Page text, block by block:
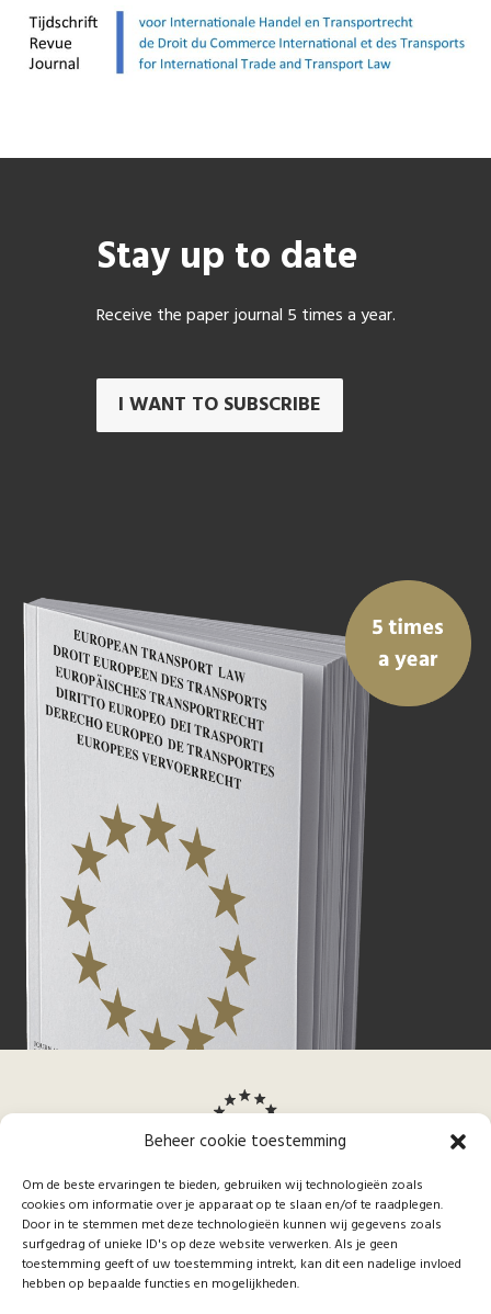
Beheer cookie toestemming
Om de beste ervaringen te bieden, gebruiken wij technologieën zoals
cookies om informatie over je apparaat op te slaan en/of te raadplegen.
Door in te stemmen met deze technologieën kunnen wij gegevens zoals
surfgedrag of unieke ID's op deze website verwerken. Als je geen
toestemming geeft of uw toestemming intrekt, kan dit een nadelige invloed
hebben op bepaalde functies en mogelijkheden.
Stay up to date
Receive the paper journal 5 times a year.
I WANT TO SUBSCRIBE
About
Over IHT Articles